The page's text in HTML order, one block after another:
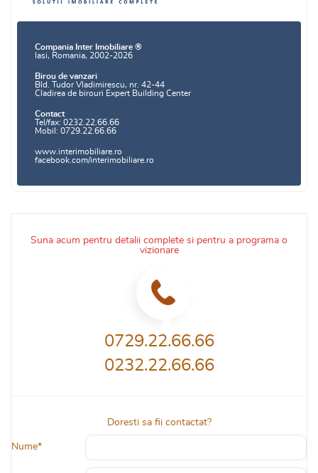
Suna acum pentru detalii complete si pentru a programa o
vizionare
0729.22.66.66
0232.22.66.66
Doresti sa fii contactat?
Nume*
Compania Inter Imobiliare ®
Iasi, Romania, 2002-2026
Birou de vanzari
Bld. Tudor Vladimirescu, nr. 42-44
Cladirea de birouri Expert Building Center
Contact
Tel/fax: 0232.22.66.66
Mobil: 0729.22.66.66
www.interimobiliare.ro
facebook.com/interimobiliare.ro